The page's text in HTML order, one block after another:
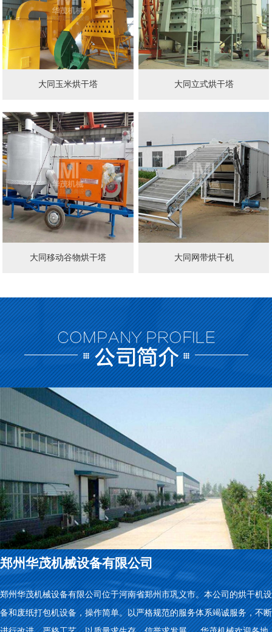
大同玉米烘干塔 大同立式烘干塔
大同移动谷物烘干塔 大同网带烘干机
郑州华茂机械设备有限公司
郑州华茂机械设备有限公司位于河南省郑州市巩义市。本公司的烘干机设
备和废纸打包机设备，操作简单。以严格规范的服务体系竭诚服务，不断